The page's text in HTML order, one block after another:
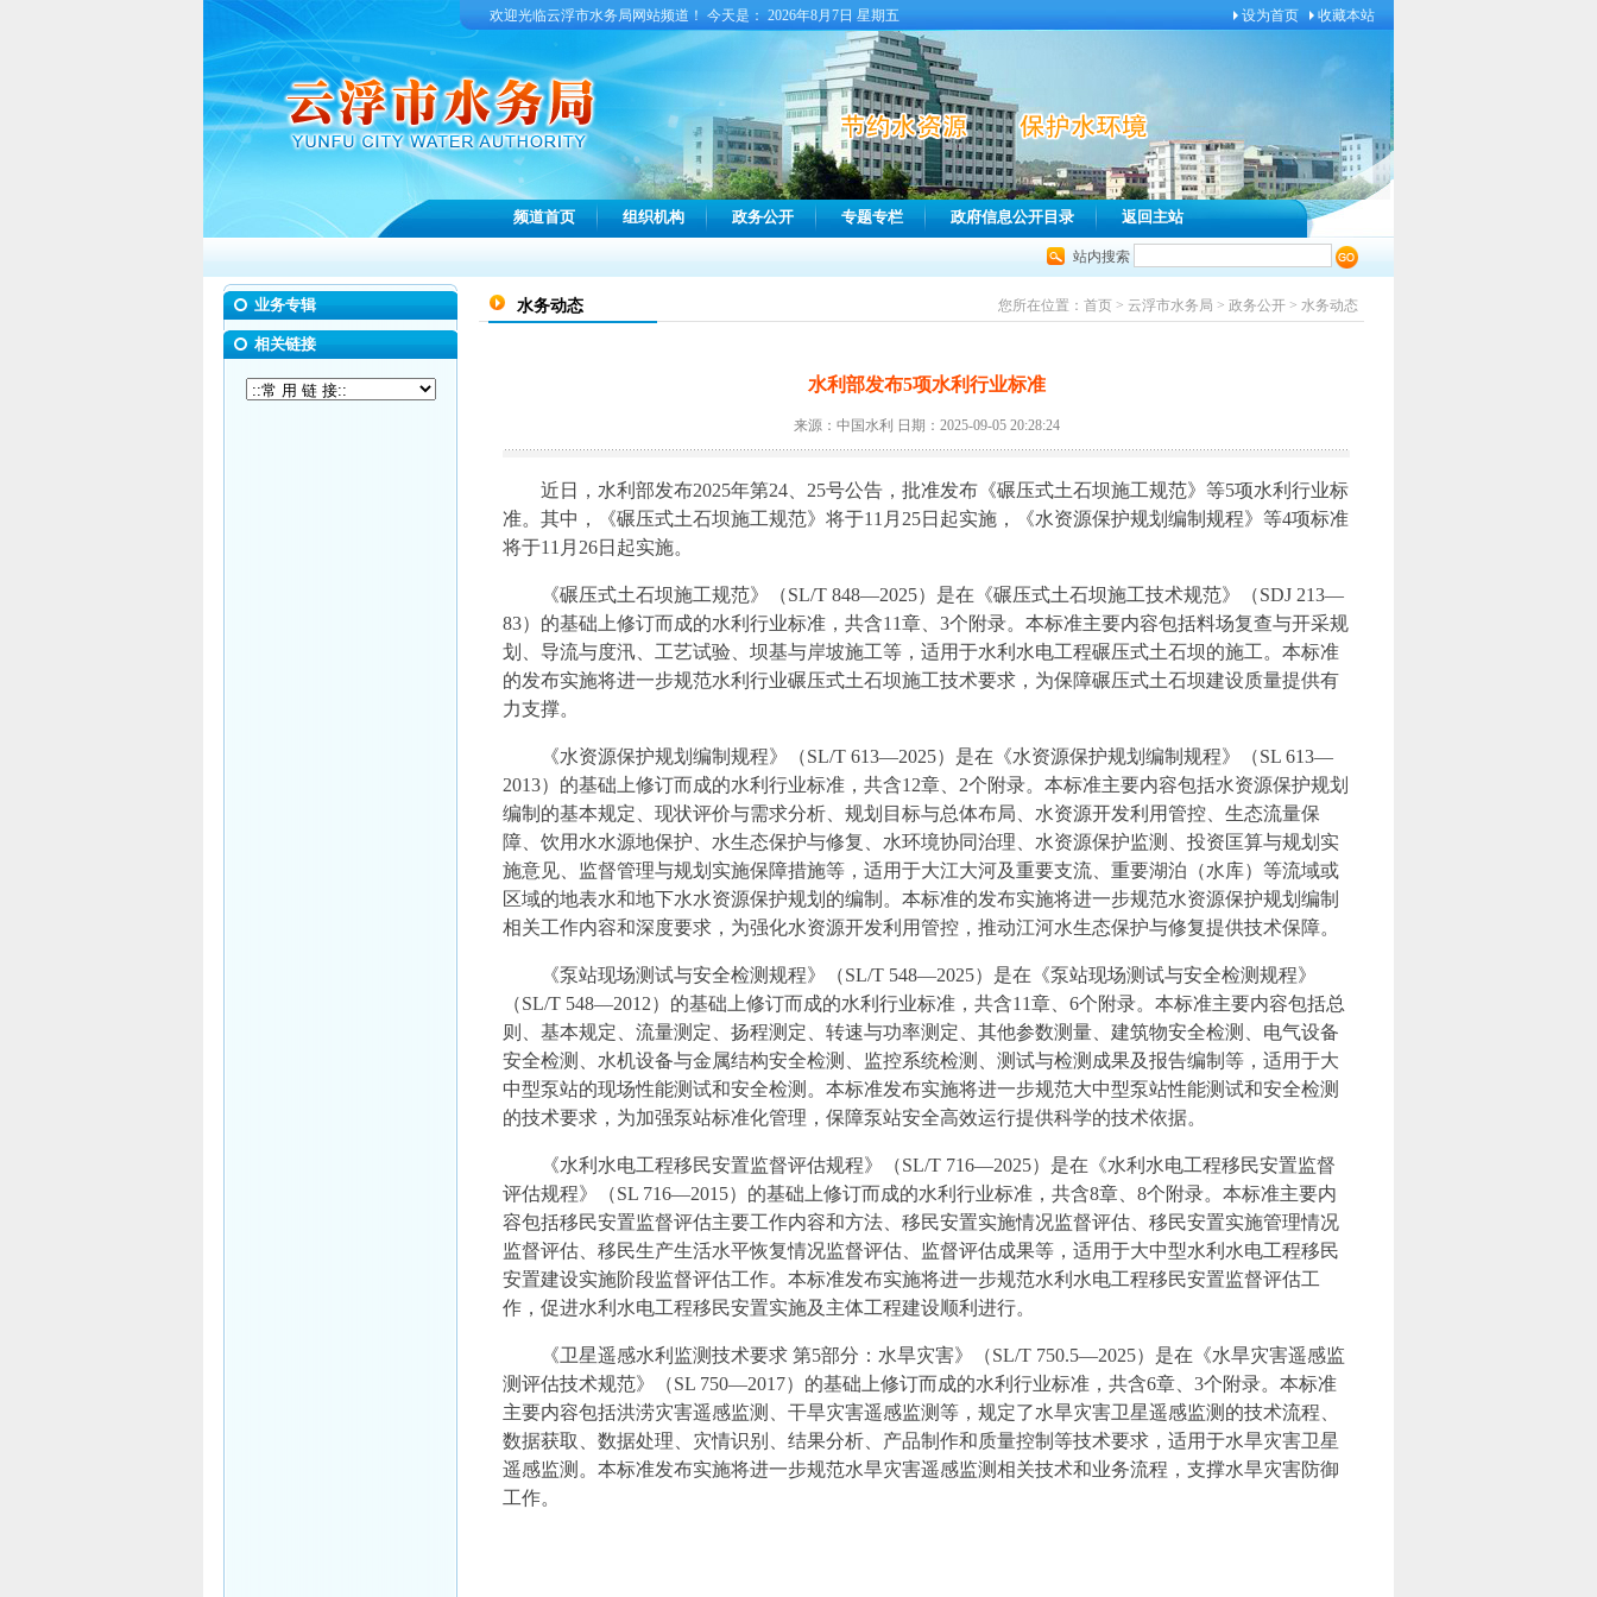
设为首页 收藏本站
欢迎光临云浮市水务局网站频道！ 今天是： 2026年8月7日 星期五
频道首页 组织机构 政务公开 专题专栏 政府信息公开目录 返回主站
站内搜索
业务专辑
相关链接
水务动态 您所在位置： 首页 > 云浮市水务局 > 政务公开 > 水务动态
水利部发布5项水利行业标准
来源：中国水利 日期：2025-09-05 20:28:24
近日，水利部发布2025年第24、25号公告，批准发布《碾压式土石坝施工规范》等5项水利行业标
准。其中，《碾压式土石坝施工规范》将于11月25日起实施，《水资源保护规划编制规程》等4项标准
将于11月26日起实施。
《碾压式土石坝施工规范》（SL/T 848—2025）是在《碾压式土石坝施工技术规范》（SDJ 213—
83）的基础上修订而成的水利行业标准，共含11章、3个附录。本标准主要内容包括料场复查与开采规
划、导流与度汛、工艺试验、坝基与岸坡施工等，适用于水利水电工程碾压式土石坝的施工。本标准
的发布实施将进一步规范水利行业碾压式土石坝施工技术要求，为保障碾压式土石坝建设质量提供有
力支撑。
《水资源保护规划编制规程》（SL/T 613—2025）是在《水资源保护规划编制规程》（SL 613—
2013）的基础上修订而成的水利行业标准，共含12章、2个附录。本标准主要内容包括水资源保护规划
编制的基本规定、现状评价与需求分析、规划目标与总体布局、水资源开发利用管控、生态流量保
障、饮用水水源地保护、水生态保护与修复、水环境协同治理、水资源保护监测、投资匡算与规划实
施意见、监督管理与规划实施保障措施等，适用于大江大河及重要支流、重要湖泊（水库）等流域或
区域的地表水和地下水水资源保护规划的编制。本标准的发布实施将进一步规范水资源保护规划编制
相关工作内容和深度要求，为强化水资源开发利用管控，推动江河水生态保护与修复提供技术保障。
《泵站现场测试与安全检测规程》（SL/T 548—2025）是在《泵站现场测试与安全检测规程》
（SL/T 548—2012）的基础上修订而成的水利行业标准，共含11章、6个附录。本标准主要内容包括总
则、基本规定、流量测定、扬程测定、转速与功率测定、其他参数测量、建筑物安全检测、电气设备
安全检测、水机设备与金属结构安全检测、监控系统检测、测试与检测成果及报告编制等，适用于大
中型泵站的现场性能测试和安全检测。本标准发布实施将进一步规范大中型泵站性能测试和安全检测
的技术要求，为加强泵站标准化管理，保障泵站安全高效运行提供科学的技术依据。
《水利水电工程移民安置监督评估规程》（SL/T 716—2025）是在《水利水电工程移民安置监督
评估规程》（SL 716—2015）的基础上修订而成的水利行业标准，共含8章、8个附录。本标准主要内
容包括移民安置监督评估主要工作内容和方法、移民安置实施情况监督评估、移民安置实施管理情况
监督评估、移民生产生活水平恢复情况监督评估、监督评估成果等，适用于大中型水利水电工程移民
安置建设实施阶段监督评估工作。本标准发布实施将进一步规范水利水电工程移民安置监督评估工
作，促进水利水电工程移民安置实施及主体工程建设顺利进行。
《卫星遥感水利监测技术要求 第5部分：水旱灾害》（SL/T 750.5—2025）是在《水旱灾害遥感监
测评估技术规范》（SL 750—2017）的基础上修订而成的水利行业标准，共含6章、3个附录。本标准
主要内容包括洪涝灾害遥感监测、干旱灾害遥感监测等，规定了水旱灾害卫星遥感监测的技术流程、
数据获取、数据处理、灾情识别、结果分析、产品制作和质量控制等技术要求，适用于水旱灾害卫星
遥感监测。本标准发布实施将进一步规范水旱灾害遥感监测相关技术和业务流程，支撑水旱灾害防御
工作。